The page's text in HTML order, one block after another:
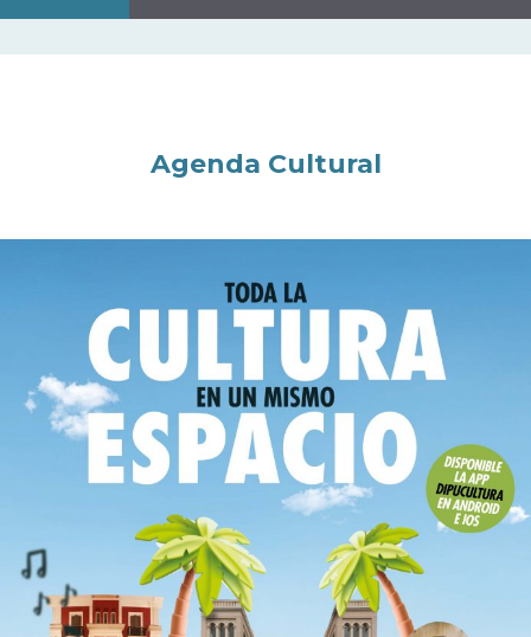
Agenda Cultural